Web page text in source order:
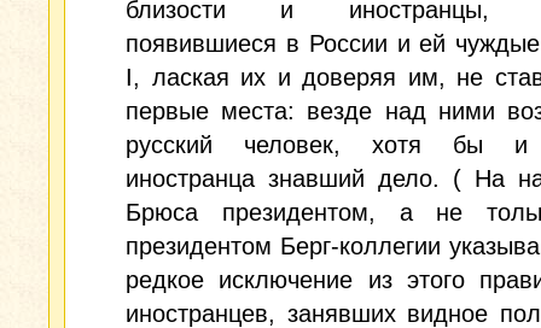
близости и иностранцы,
появившиеся в России и ей
I, лаская их и доверяя им, не
первые места: везде над ними
русский человек, хотя бы
иностранца знавший дело. ( На
Брюса президентом, а не
президентом Берг-коллегии
редкое исключение из этого
иностранцев, занявших видное